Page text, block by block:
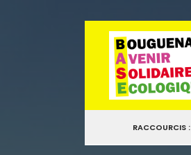
Passer
contenu
RACCOURCIS :